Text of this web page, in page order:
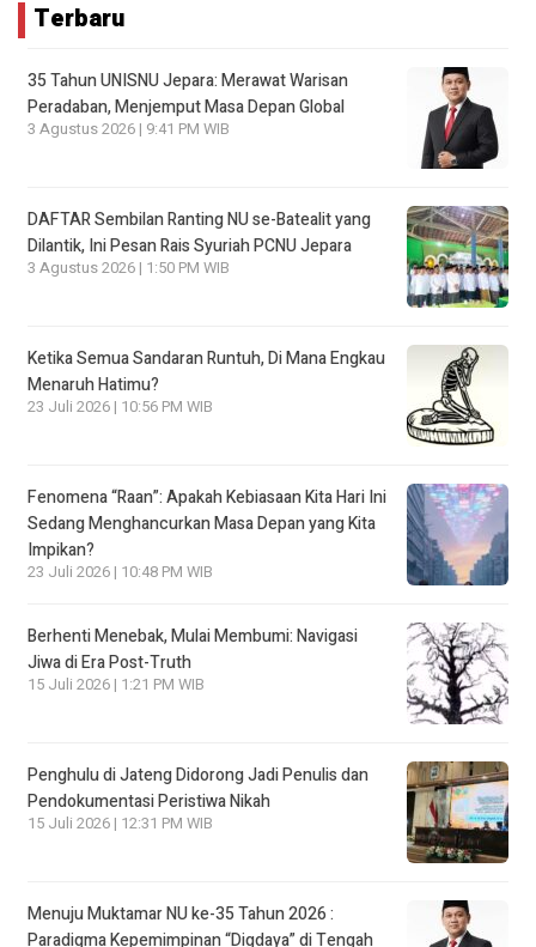
Terbaru
35 Tahun UNISNU Jepara: Merawat Warisan
Peradaban, Menjemput Masa Depan Global
3 Agustus 2026 | 9:41 PM WIB
DAFTAR Sembilan Ranting NU se-Batealit yang
Dilantik, Ini Pesan Rais Syuriah PCNU Jepara
3 Agustus 2026 | 1:50 PM WIB
Ketika Semua Sandaran Runtuh, Di Mana Engkau
Menaruh Hatimu?
23 Juli 2026 | 10:56 PM WIB
Fenomena “Raan”: Apakah Kebiasaan Kita Hari Ini
Sedang Menghancurkan Masa Depan yang Kita
Impikan?
23 Juli 2026 | 10:48 PM WIB
Berhenti Menebak, Mulai Membumi: Navigasi
Jiwa di Era Post-Truth
15 Juli 2026 | 1:21 PM WIB
Penghulu di Jateng Didorong Jadi Penulis dan
Pendokumentasi Peristiwa Nikah
15 Juli 2026 | 12:31 PM WIB
Menuju Muktamar NU ke-35 Tahun 2026 :
Paradigma Kepemimpinan “Digdaya” di Tengah